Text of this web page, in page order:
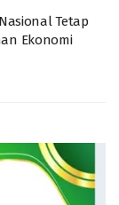
Tetap
Ekonomi